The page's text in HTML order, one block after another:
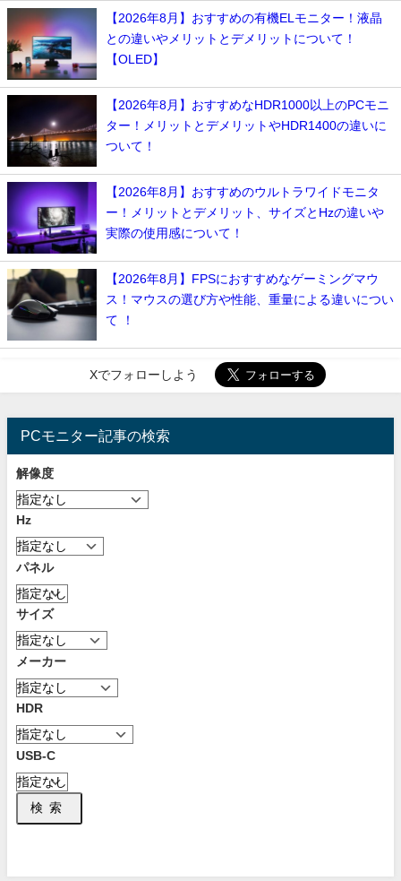
【2026年8月】おすすめの有機ELモニター！液晶
との違いやメリットとデメリットについて！
【OLED】
【2026年8月】おすすめなHDR1000以上のPCモニ
ター！メリットとデメリットやHDR1400の違いに
ついて！
【2026年8月】おすすめのウルトラワイドモニタ
ー！メリットとデメリット、サイズとHzの違いや
実際の使用感について！
【2026年8月】FPSにおすすめなゲーミングマウ
ス！マウスの選び方や性能、重量による違いについ
て ！
Xでフォローしよう
PCモニター記事の検索
解像度
Hz
パネル
サイズ
メーカー
HDR
USB-C
検索